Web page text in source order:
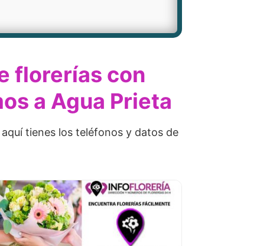
florerías con
a Agua Prieta
aquí tienes los teléfonos y datos de